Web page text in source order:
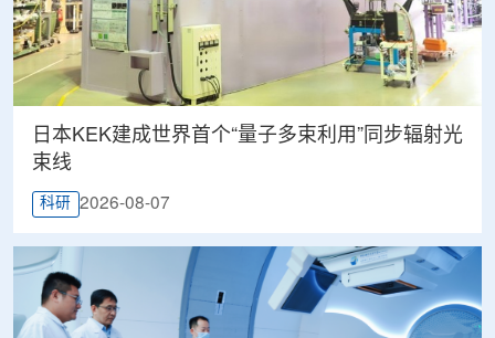
日本KEK建成世界首个“量子多束利用”同步辐射光
束线
科研 2026-08-07